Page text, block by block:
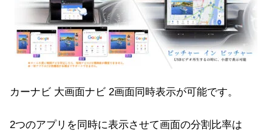
カーナビ 大画面ナビ 2画面同時表示が可能です。
2つのアプリを同時に表示させて画面の分割比率は